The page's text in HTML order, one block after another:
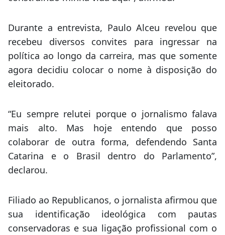
Durante a entrevista, Paulo Alceu revelou que
recebeu diversos convites para ingressar na
política ao longo da carreira, mas que somente
agora decidiu colocar o nome à disposição do
eleitorado.
“Eu sempre relutei porque o jornalismo falava
mais alto. Mas hoje entendo que posso
colaborar de outra forma, defendendo Santa
Catarina e o Brasil dentro do Parlamento”,
declarou.
Filiado ao Republicanos, o jornalista afirmou que
sua identificação ideológica com pautas
conservadoras e sua ligação profissional com o